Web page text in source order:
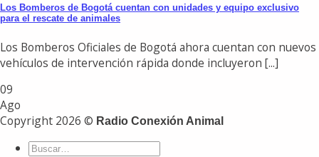
Los Bomberos de Bogotá cuentan con unidades y equipo exclusivo
para el rescate de animales
Los Bomberos Oficiales de Bogotá ahora cuentan con nuevos
vehículos de intervención rápida donde incluyeron [...]
09
Ago
Copyright 2026 © Radio Conexión Animal